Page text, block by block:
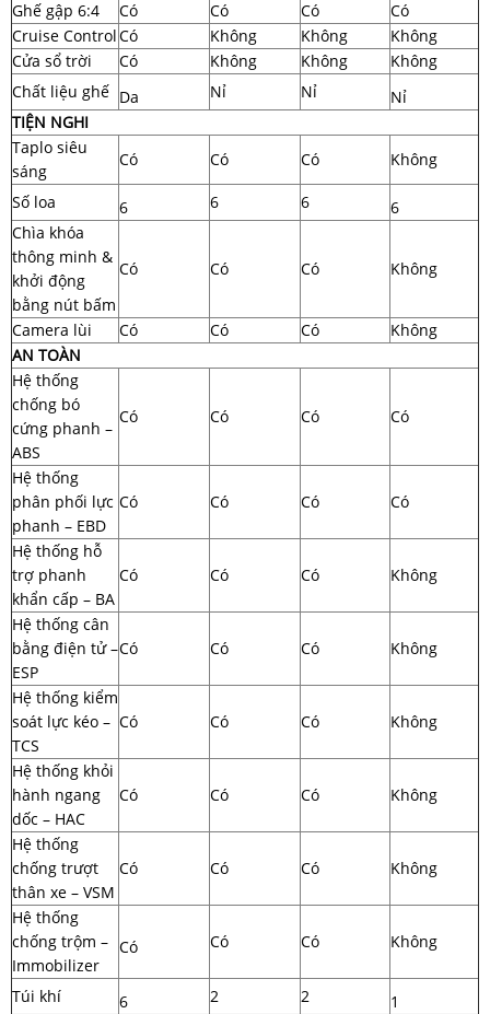
Ghế gập 6:4 Có Có Có
Có
Cruise ControlCó Không Không
Không
Cửa sổ trời
Có Không Không
Không
Chất liệu ghế Da Nỉ Nỉ
Nỉ
TIỆN NGHI
Taplo siêu
sáng
Có Có Có Không
Số loa 6 6 6
6
Chìa khóa
thông minh &
khởi động
bằng nút bấm
Có Có Có Không
Camera lùi Có Có Có
Không
AN TOÀN
Hệ thống
chống bó
cứng phanh –
ABS
Có Có Có Có
Hệ thống
phân phối lực
phanh – EBD
Có Có Có Có
Hệ thống hỗ
trợ phanh
khẩn cấp – BA
Có Có Có Không
Hệ thống cân
bằng điện tử –
ESP
Có Có Có Không
Hệ thống kiểm
soát lực kéo –
TCS
Có Có Có Không
Hệ thống khỏi
hành ngang
dốc – HAC
Có Có Có Không
Hệ thống
chống trượt
thân xe – VSM
Có Có Có Không
Hệ thống
chống trộm –
Immobilizer
Có Có Có Không
Túi khí 6 2 2
1